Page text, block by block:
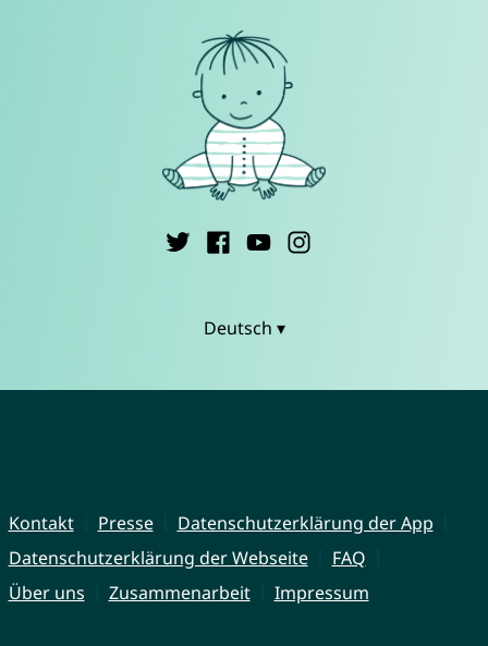
Deutsch ▾
Kontakt Presse
Datenschutzerklärung der App
Datenschutzerklärung der Webseite
FAQ
Über uns
Zusammenarbeit Impressum